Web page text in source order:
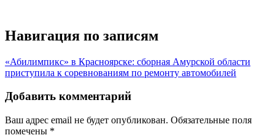
Навигация по записям
«Абилимпикс» в Красноярске: сборная Амурской области
приступила к соревнованиям по ремонту автомобилей
Добавить комментарий
Ваш адрес email не будет опубликован. Обязательные поля
помечены *